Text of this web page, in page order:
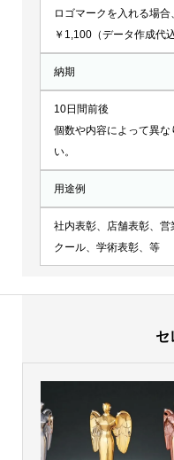
ロゴマークを入れる場
￥1,100（データ作成代
納期
10日間前後
個数や内容によって異
い。
用途例
社内表彰、店舗表彰、
クール、学術表彰、等
セ